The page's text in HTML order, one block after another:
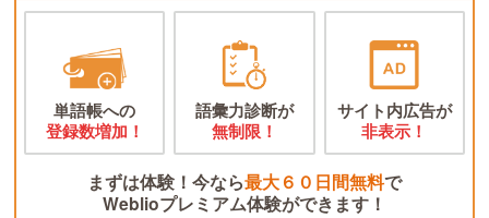
単語帳への
登録数増加！
語彙力診断が
無制限！
サイト内広告が
非表示！
まずは体験！今なら最大６０日間無料で
Weblioプレミアム体験ができます！